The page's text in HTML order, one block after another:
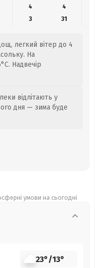
4
4
3 31
легкий вітер до 4
На
Надвечір
відлітають у
дня — зима буде
умови на сьогодні
23°/13°